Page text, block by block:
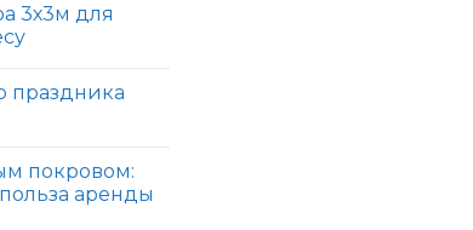
3х3м для
праздника
покровом:
аренды